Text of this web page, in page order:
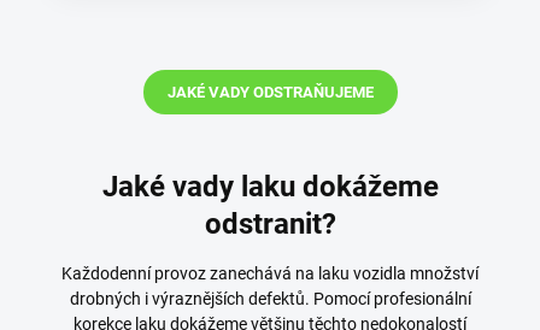
JAKÉ VADY ODSTRAŇUJEME
Jaké vady laku dokážeme
odstranit?
Každodenní provoz zanechává na laku vozidla množství
drobných i výraznějších defektů. Pomocí profesionální
korekce laku dokážeme většinu těchto nedokonalostí